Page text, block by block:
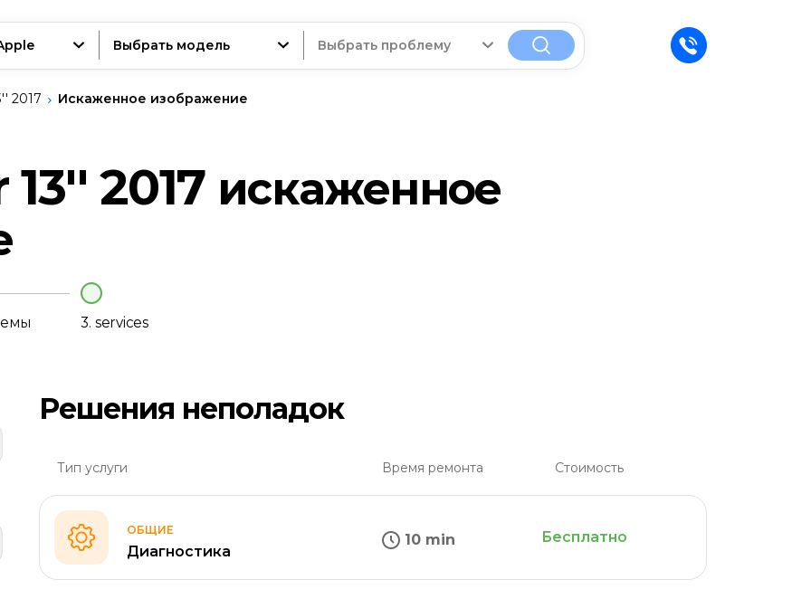
Выбрать модель Выбрать проблему
2017 Искаженное изображение
2017 искаженное
3. services
Решения неполадок
Тип услуги Время ремонта Стоимость
ОБЩИЕ
Диагностика
10 min Бесплатно